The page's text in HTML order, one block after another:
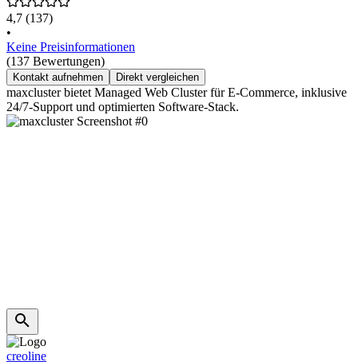
4,7 (137)
•
Keine Preisinformationen
(137 Bewertungen)
Kontakt aufnehmen Direkt vergleichen
maxcluster bietet Managed Web Cluster für E-Commerce, inklusive
24/7-Support und optimierten Software-Stack.
creoline